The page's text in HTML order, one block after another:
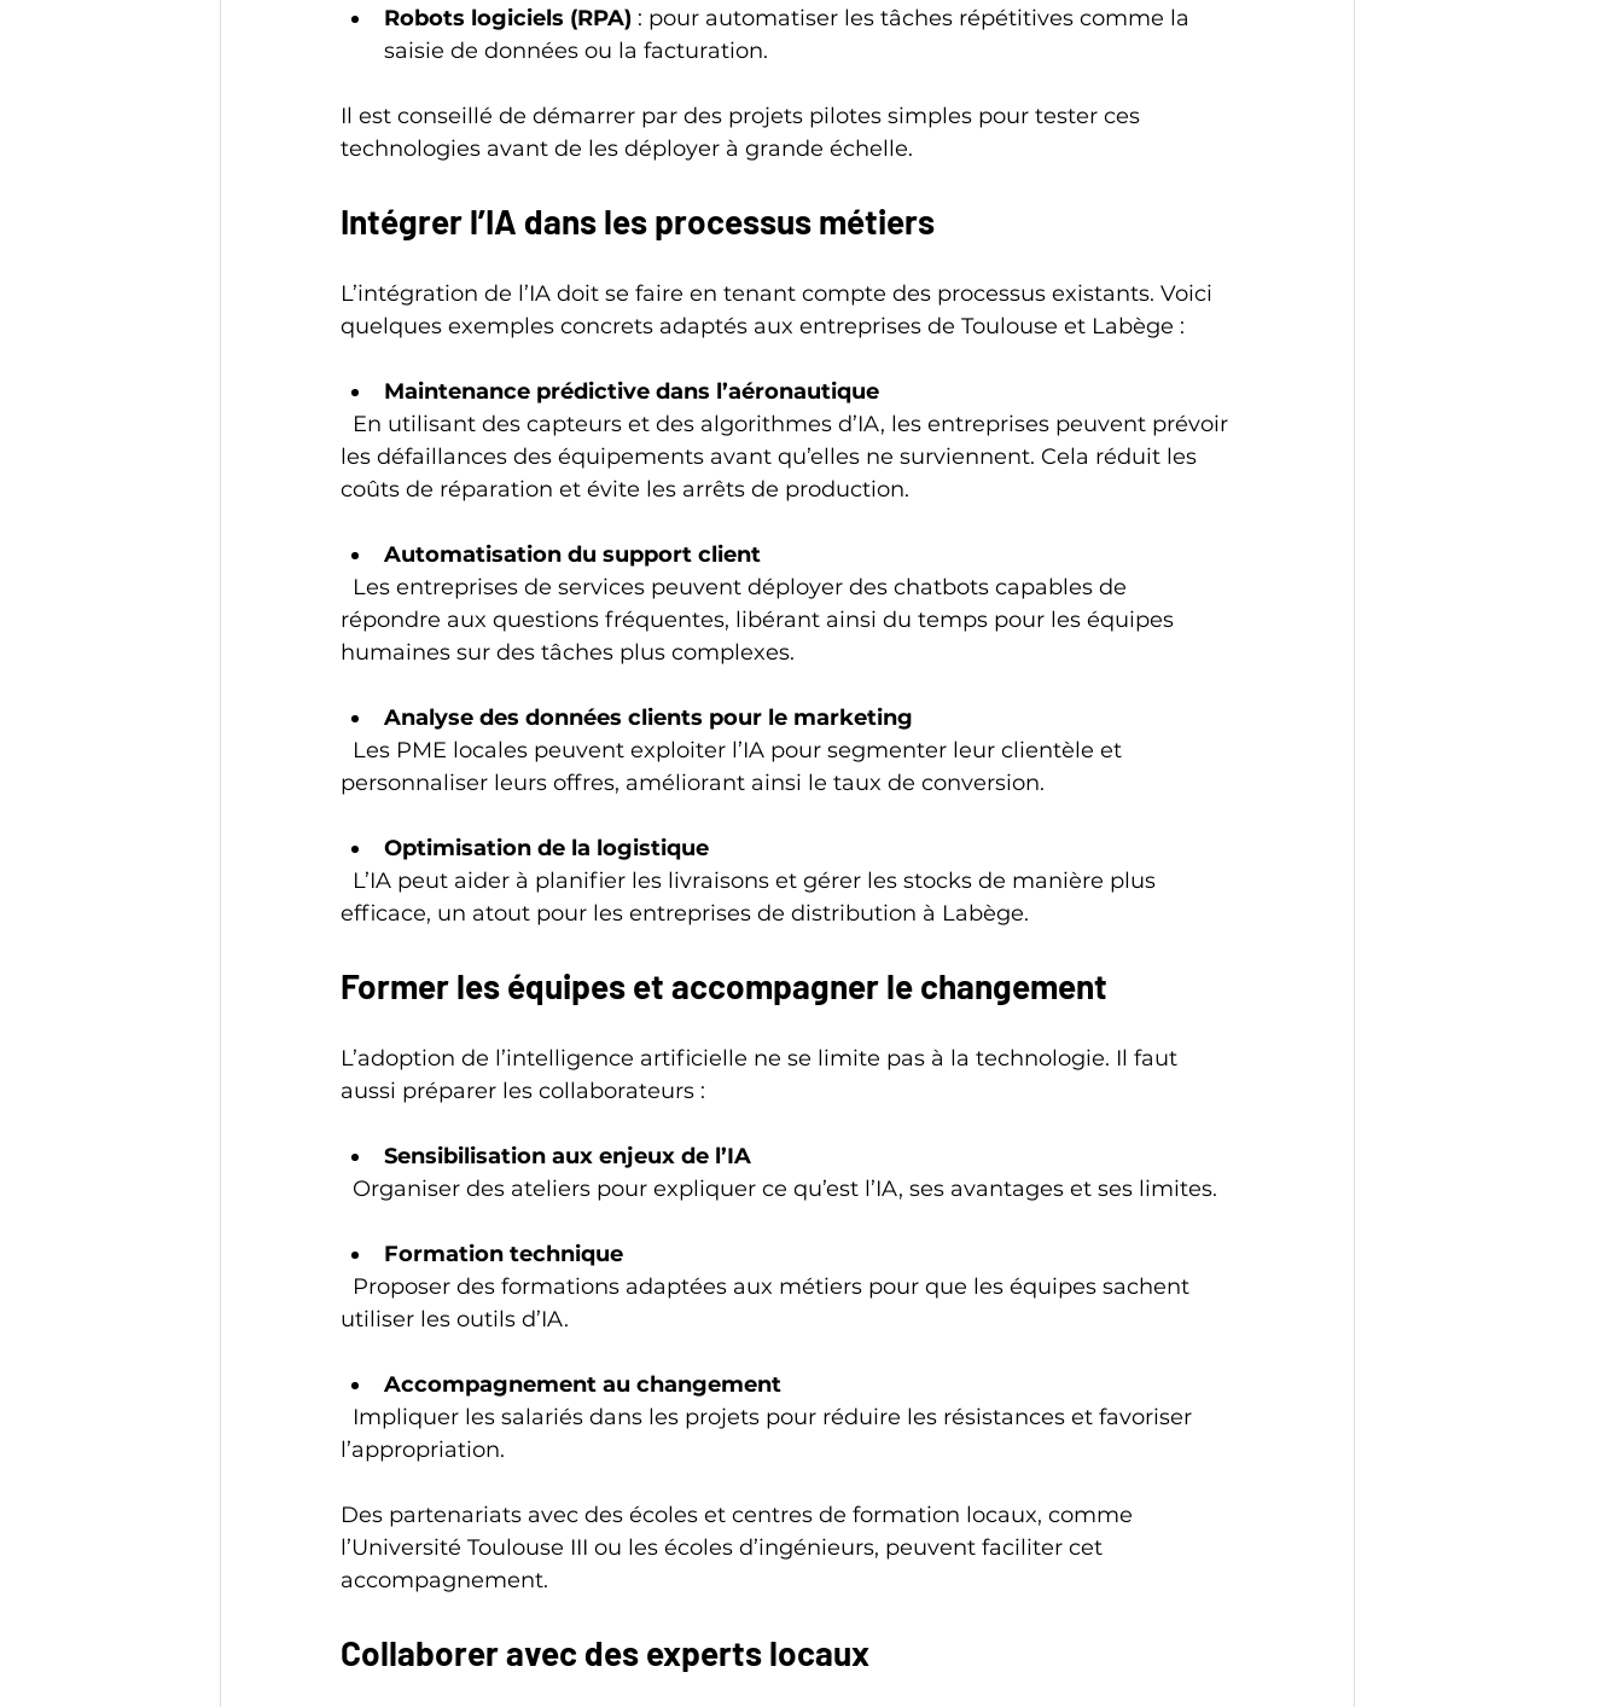
Robots logiciels (RPA) : pour automatiser les tâches répétitives comme la
saisie de données ou la facturation.
Il est conseillé de démarrer par des projets pilotes simples pour tester ces
technologies avant de les déployer à grande échelle.
Intégrer l’IA dans les processus métiers
L’intégration de l’IA doit se faire en tenant compte des processus existants. Voici
quelques exemples concrets adaptés aux entreprises de Toulouse et Labège :
Maintenance prédictive dans l’aéronautique
les défaillances des équipements avant qu’elles ne surviennent. Cela réduit les
coûts de réparation et évite les arrêts de production.
Automatisation du support client
répondre aux questions fréquentes, libérant ainsi du temps pour les équipes
humaines sur des tâches plus complexes.
Analyse des données clients pour le marketing
personnaliser leurs offres, améliorant ainsi le taux de conversion.
Optimisation de la logistique
efficace, un atout pour les entreprises de distribution à Labège.
Former les équipes et accompagner le changement
L’adoption de l’intelligence artificielle ne se limite pas à la technologie. Il faut
aussi préparer les collaborateurs :
Sensibilisation aux enjeux de l’IA
  Organiser des ateliers pour expliquer ce qu’est l’IA, ses avantages et ses limites.
Formation technique
utiliser les outils d’IA.
Accompagnement au changement
l’appropriation.
Des partenariats avec des écoles et centres de formation locaux, comme
l’Université Toulouse III ou les écoles d’ingénieurs, peuvent faciliter cet
accompagnement.
Collaborer avec des experts locaux